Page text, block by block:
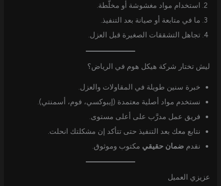
استخدام مواد مغشوشة أو مخلّطة.
ما في متابعة أو صيانة بعد التنفيذ.
تجاهل التشققات الصغيرة قبل العزل.
ليش تختار شركة هيكل هوم في الرياض؟
خبرة سنين طويلة في المقاولات والعزل.
نستخدم مواد أصلية معتمدة (إيبوكسي، فوم، أسمنتي).
فريق عمل مدرَّب على أعلى مستوى.
نتابع معك بعد التنفيذ حتى تتأكد إن مشكلتك انحلت.
نقدم ضمان حقيقي مكتوب وموثوق.
عزيزي العميل